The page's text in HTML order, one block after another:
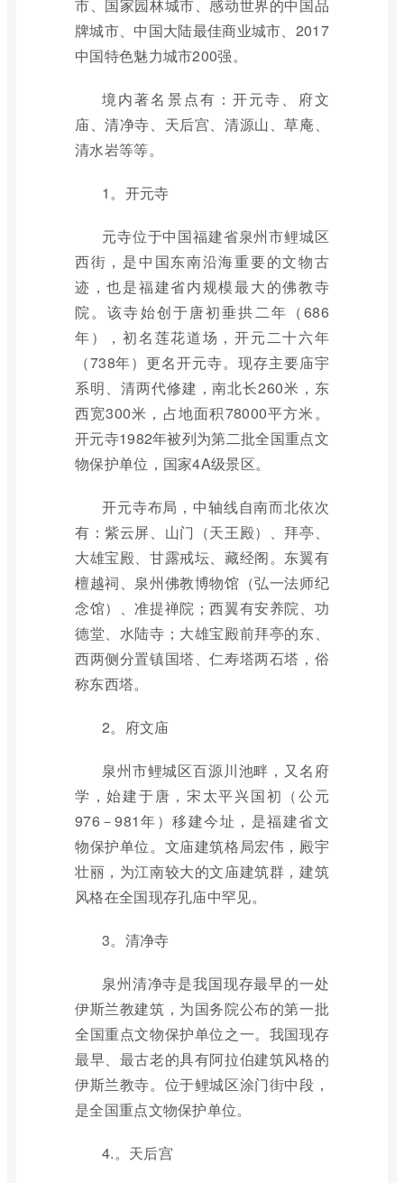
市、国家园林城市、感动世界的中国品
牌城市、中国大陆最佳商业城市、2017
中国特色魅力城市200强。
境内著名景点有：开元寺、府文
庙、清净寺、天后宫、清源山、草庵、
清水岩等等。
1。开元寺
元寺位于中国福建省泉州市鲤城区
西街，是中国东南沿海重要的文物古
迹，也是福建省内规模最大的佛教寺
院。该寺始创于唐初垂拱二年（686
年），初名莲花道场，开元二十六年
（738年）更名开元寺。现存主要庙宇
系明、清两代修建，南北长260米，东
西宽300米，占地面积78000平方米。
开元寺1982年被列为第二批全国重点文
物保护单位，国家4A级景区。
开元寺布局，中轴线自南而北依次
有：紫云屏、山门（天王殿）、拜亭、
大雄宝殿、甘露戒坛、藏经阁。东翼有
檀越祠、泉州佛教博物馆（弘一法师纪
念馆）、准提禅院；西翼有安养院、功
德堂、水陆寺；大雄宝殿前拜亭的东、
西两侧分置镇国塔、仁寿塔两石塔，俗
称东西塔。
2。府文庙
泉州市鲤城区百源川池畔，又名府
学，始建于唐，宋太平兴国初（公元
976－981年）移建今址，是福建省文
物保护单位。文庙建筑格局宏伟，殿宇
壮丽，为江南较大的文庙建筑群，建筑
风格在全国现存孔庙中罕见。
3。清净寺
泉州清净寺是我国现存最早的一处
伊斯兰教建筑，为国务院公布的第一批
全国重点文物保护单位之一。我国现存
最早、最古老的具有阿拉伯建筑风格的
伊斯兰教寺。位于鲤城区涂门街中段，
是全国重点文物保护单位。
4.。天后宫